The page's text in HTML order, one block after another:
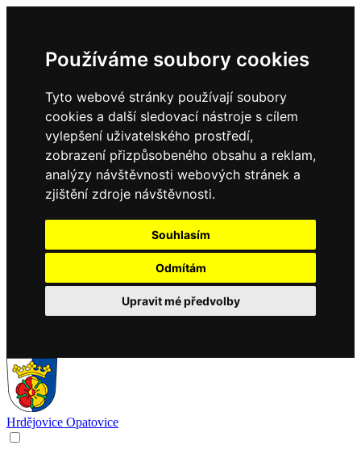
Používáme soubory cookies
Tyto webové stránky používají soubory
cookies a další sledovací nástroje s cílem
vylepšení uživatelského prostředí,
zobrazení přizpůsobeného obsahu a reklam,
analýzy návštěvnosti webových stránek a
zjištění zdroje návštěvnosti.
Souhlasím
Odmítám
Upravit mé předvolby
Hrdějovice Opatovice